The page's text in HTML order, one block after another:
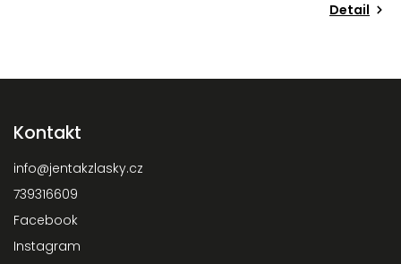
Detail
Kontakt
info@jentakzlasky.cz
739316609
Facebook
Instagram